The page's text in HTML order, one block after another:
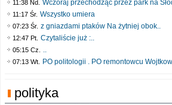
11:38 Nd. Wczoraj przechodząc przez park na
11:17 Śr. Wszystko umiera
07:23 Śr. z gniazdami ptaków Na żytniej obok..
12:47 Pt. Czytaliście już :..
05:15 Cz. ..
07:13 Wt. PO politologii . PO remontowcu
polityka